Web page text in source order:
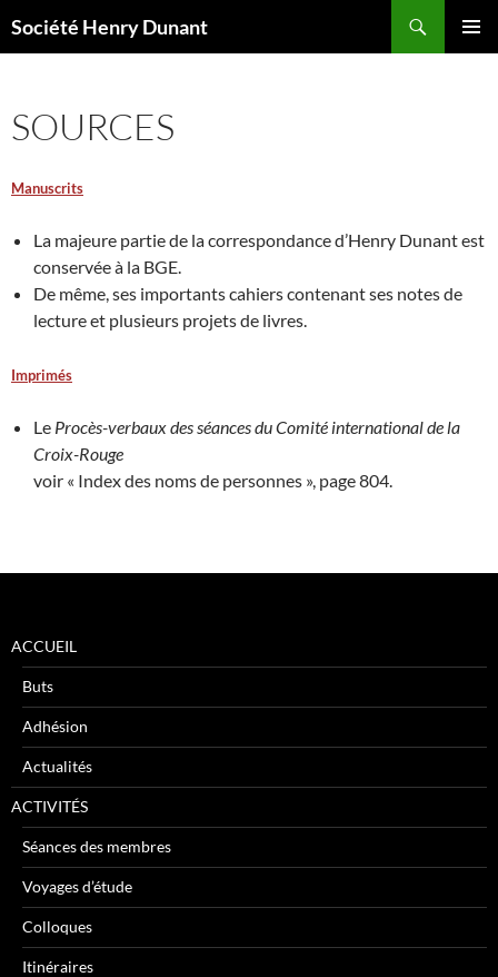
au
Société Henry Dunant
SOURCES
Manuscrits
La majeure partie de la correspondance d’Henry Dunant est
conservée à la BGE.
De même, ses importants cahiers contenant ses notes de
lecture et plusieurs projets de livres.
Imprimés
Le Procès-verbaux des séances du Comité international de la
Croix-Rouge
voir « Index des noms de personnes », page 804.
ACCUEIL
Buts
Adhésion
Actualités
ACTIVITÉS
Séances des membres
Voyages d’étude
Colloques
Itinéraires